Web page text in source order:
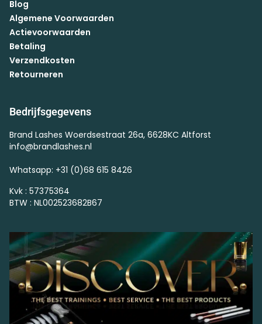
Blog
Algemene Voorwaarden
Actievoorwaarden
Betaling
Verzendkosten
Retourneren
Bedrijfsgegevens
Brand Lashes Woerdsestraat 26a, 6628KC Altforst
info@brandlashes.nl
Whatsapp: +31 (0)68 615 8426
Kvk : 57375364
BTW : NL002523682B67